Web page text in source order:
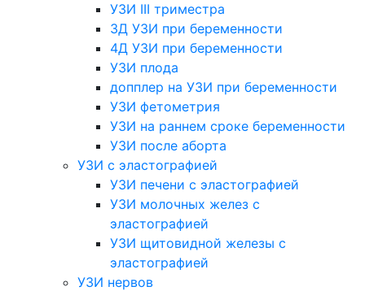
УЗИ III триместра
3Д УЗИ при беременности
4Д УЗИ при беременности
УЗИ плода
допплер на УЗИ при беременности
УЗИ фетометрия
УЗИ на раннем сроке беременности
УЗИ после аборта
УЗИ с эластографией
УЗИ печени с эластографией
УЗИ молочных желез с
эластографией
УЗИ щитовидной железы с
эластографией
УЗИ нервов